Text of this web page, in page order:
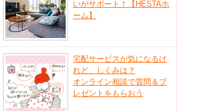
いがサポート！【HESTAホ
ーム】
宅配サービスが気になるけ
れど、しくみは？
オンライン相談で質問＆プ
レゼントをもらおう